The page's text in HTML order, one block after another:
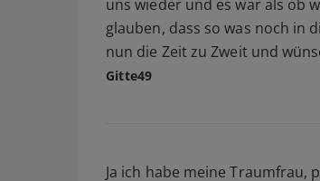
uns wieder und es war als ob
glauben, dass so was noch in
nun die Zeit zu Zweit und
Gitte49
Ja ich habe meine Traumfrau,